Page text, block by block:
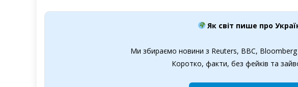
Як світ пише про
Ми збираємо новини з Reuters, BBC, Bloomberg
Коротко, факти, без фейків та